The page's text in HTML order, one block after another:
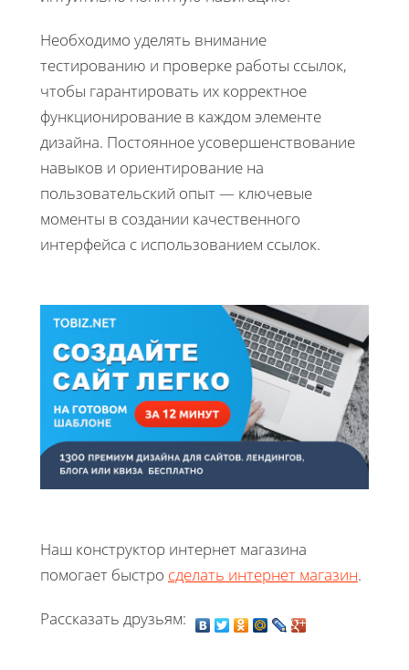
Необходимо уделять внимание
тестированию и проверке работы ссылок,
чтобы гарантировать их корректное
функционирование в каждом элементе
дизайна. Постоянное усовершенствование
навыков и ориентирование на
пользовательский опыт — ключевые
моменты в создании качественного
интерфейса с использованием ссылок.
Наш конструктор интернет магазина
помогает быстро сделать интернет магазин.
Рассказать друзьям: